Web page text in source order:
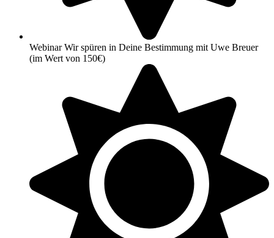
Webinar Wir spüren in Deine Bestimmung mit Uwe Breuer
(im Wert von 150€)